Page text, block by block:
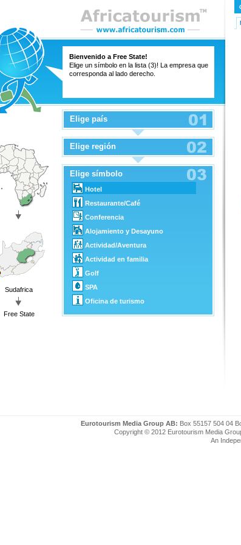
Bienvenido a Free State!
Elige un símbolo en la lista (3)! La empresa que
corresponda al lado derecho.
Sudafrica
Free State
Elige país
Elige región
Elige símbolo
Hotel
Restaurante/Café
Conferencia
Alojamiento y Desayuno
Actividad/Aventura
Actividad en familia
Golf
SPA
Oficina de turismo
Eurotourism Media Group AB: Box 55157 504 04
Copyright © 2012 Eurotourism Media
An